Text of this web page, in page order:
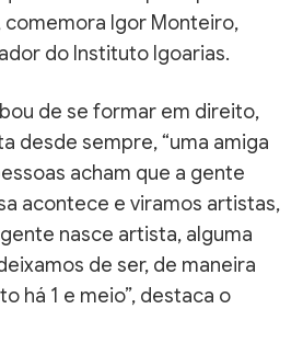
comemora Igor Monteiro,
do Instituto Igoarias.
de se formar em direito,
desde sempre, “uma amiga
acham que a gente
acontece e viramos artistas,
nasce artista, alguma
de ser, de maneira
há 1 e meio”, destaca o